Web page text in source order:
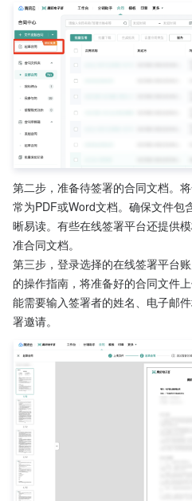
第二步，准备待签署的合同文档。
常为PDF或Word文档。确保文件包
晰易读。有些在线签署平台还提供
准合同文档。
第三步，登录选择的在线签署平台
的操作指南，将准备好的合同文件
能需要输入签署者的姓名、电子邮
署邀请。